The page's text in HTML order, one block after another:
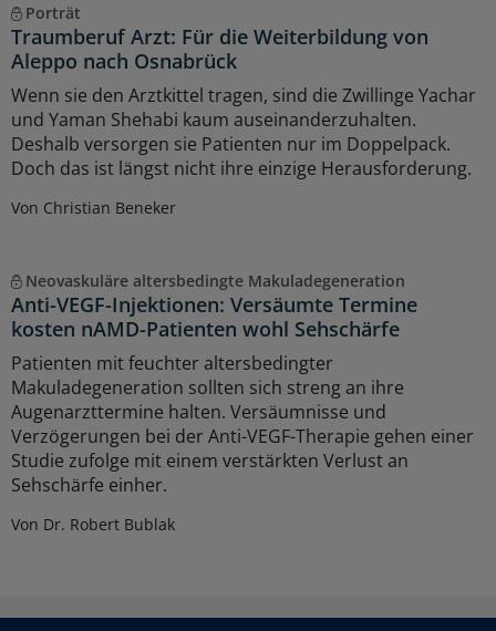
Porträt
Traumberuf Arzt: Für die Weiterbildung von
Aleppo nach Osnabrück
Wenn sie den Arztkittel tragen, sind die Zwillinge Yachar
und Yaman Shehabi kaum auseinanderzuhalten.
Deshalb versorgen sie Patienten nur im Doppelpack.
Doch das ist längst nicht ihre einzige Herausforderung.
Von Christian Beneker
Neovaskuläre altersbedingte Makuladegeneration
Anti-VEGF-Injektionen: Versäumte Termine
kosten nAMD-Patienten wohl Sehschärfe
Patienten mit feuchter altersbedingter
Makuladegeneration sollten sich streng an ihre
Augenarzttermine halten. Versäumnisse und
Verzögerungen bei der Anti-VEGF-Therapie gehen einer
Studie zufolge mit einem verstärkten Verlust an
Sehschärfe einher.
Von Dr. Robert Bublak